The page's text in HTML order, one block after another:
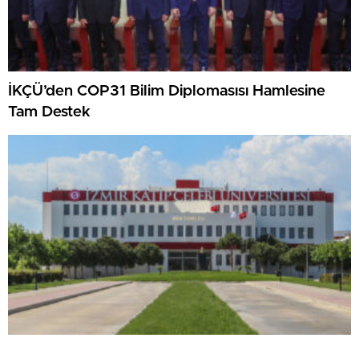
İKÇÜ’den COP31 Bilim Diplomasısı Hamlesine
Tam Destek